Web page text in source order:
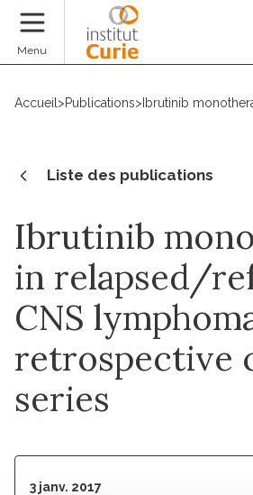
Menu
Accueil >Publications> Ibrutinib
Liste des publications
Ibrutinib
in relapsed/
CNS
retrospective
series
3 janv. 2017